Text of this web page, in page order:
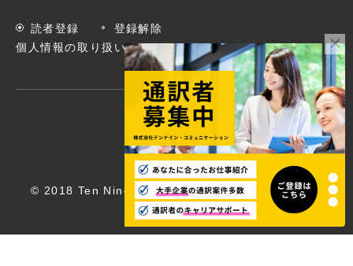
読者登録
登録解除
個人情報の取り扱いについて
© 2018 Ten Nine Communications, Inc. All rights
reserved.